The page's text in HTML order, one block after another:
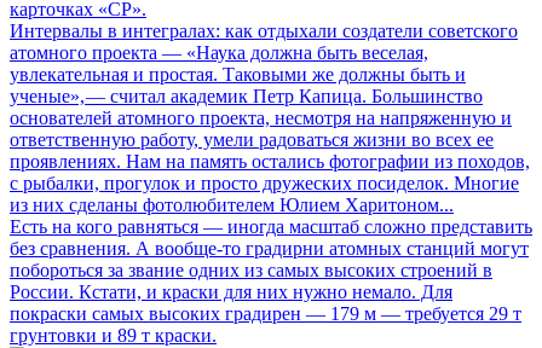
карточках «СР».
Интервалы в интегралах: как отдыхали создатели советского
атомного проекта — «Наука должна быть веселая,
увлекательная и простая. Таковыми же должны быть и
ученые», — считал академик Петр Капица. Большинство
основателей атомного проекта, несмотря на напряженную и
ответственную работу, умели радоваться жизни во всех ее
проявлениях. Нам на память остались фотографии из походов,
с рыбалки, прогулок и просто дружеских посиделок. Многие
из них сделаны фотолюбителем Юлием Харитоном...
Есть на кого равняться — иногда масштаб сложно представить
без сравнения. А вообще-то градирни атомных станций могут
побороться за звание одних из самых высоких строений в
России. Кстати, и краски для них нужно немало. Для
покраски самых высоких градирен — 179 м — требуется 29 т
грунтовки и 89 т краски.